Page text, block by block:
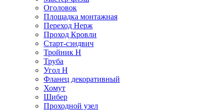
Оголовок
Площадка монтажная
Переход Нерж
Проход Кровли
Старт-сэндвич
Тройник Н
Труба
Угол Н
Фланец декоративный
Хомут
Шибер
Проходной узел